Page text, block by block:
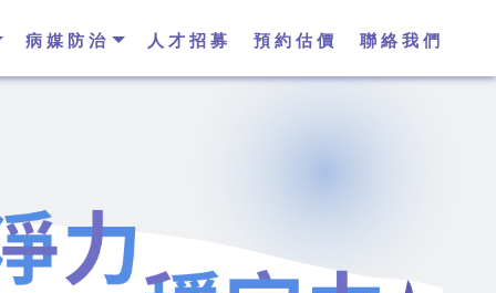
病媒防治 人才招募 預約估價 聯絡我們